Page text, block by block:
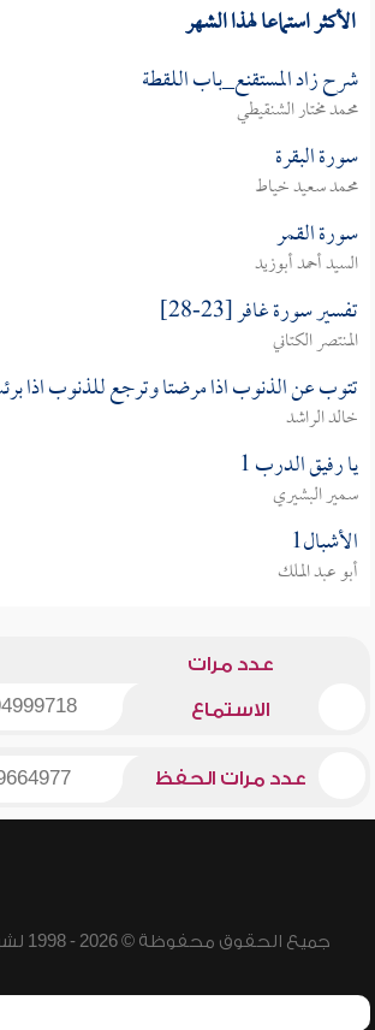
الأكثر استماعا لهذا الشهر
شرح زاد المستقنع_باب اللقطة
محمد مختار الشنقيطي
سورة البقرة
محمد سعيد خياط
سورة القمر
السيد أحمد أبوزيد
تفسير سورة غافر [23-28]
المنتصر الكتاني
تتوب عن الذنوب اذا مرضتا وترجع للذنوب اذا
خالد الراشد
يا رفيق الدرب 1
سمير البشيري
الأشبال1
أبو عبد الملك
عدد مرات
الاستماع
عدد مرات الحفظ
جميع الحقوق محفوظة © 2026 - 1998 لشبكة إسلام ويب